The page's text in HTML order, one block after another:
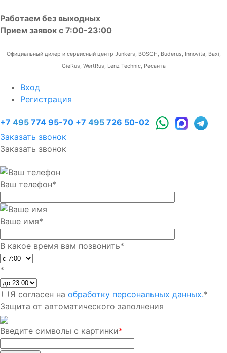
Работаем без выходных
Прием заявок с 7:00-23:00
Официальный дилер и сервисный центр Junkers, BOSCH, Buderus, Innovita, Baxi,
GieRus, WertRus, Lenz Technic, Ресанта
Вход
Регистрация
+7 495 774 95-70 +7 495 726 50-02
Заказать звонок
Заказать звонок
Ваш телефон*
Ваше имя*
В какое время вам позвонить*
*
Я согласен на обработку персональных данных.*
Защита от автоматического заполнения
Введите символы с картинки*